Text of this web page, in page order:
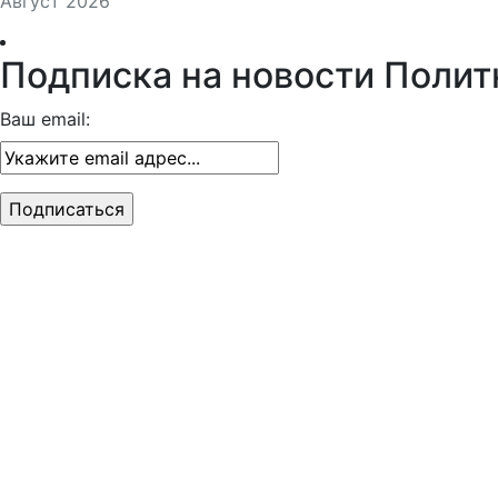
Подписка на новости
Ваш email: